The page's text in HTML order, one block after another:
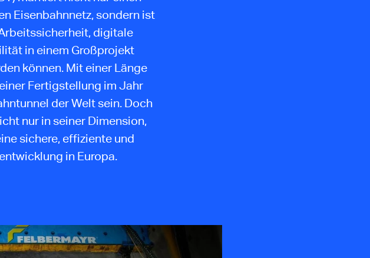
Eisenbahnnetz, sondern ist
digitale
in einem Großprojekt
können. Mit einer Länge
Fertigstellung im Jahr
der Welt sein. Doch
nur in seiner Dimension,
sichere, effiziente und
in Europa.